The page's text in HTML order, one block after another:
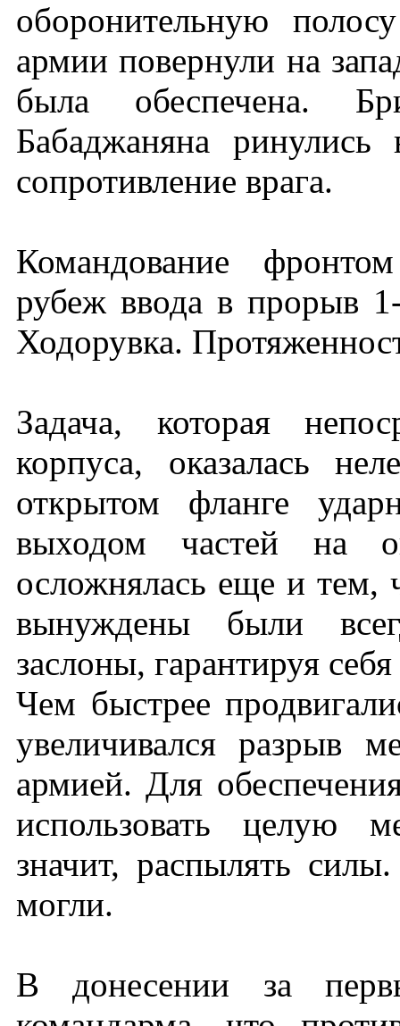
оборонительную
армии повернули на
была обеспечена.
Бабаджаняна ринулись
сопротивление врага.
Командование
рубеж ввода в прорыв
Ходорувка.
Задача, которая
корпуса, оказалась
открытом фланге
выходом частей на
осложнялась еще и тем,
вынуждены были
заслоны, гарантируя
Чем быстрее
увеличивался разрыв
армией. Для
использовать целую
значит, распылять
могли.
В донесении за